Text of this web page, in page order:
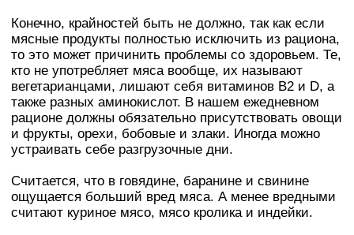
Конечно, крайностей быть не должно, так как если
мясные продукты полностью исключить из рациона,
то это может причинить проблемы со здоровьем. Те,
кто не употребляет мяса вообще, их называют
вегетарианцами, лишают себя витаминов В2 и D, а
также разных аминокислот. В нашем ежедневном
рационе должны обязательно присутствовать овощи
и фрукты, орехи, бобовые и злаки. Иногда можно
устраивать себе разгрузочные дни.
Считается, что в говядине, баранине и свинине
ощущается больший вред мяса. А менее вредными
считают куриное мясо, мясо кролика и индейки.